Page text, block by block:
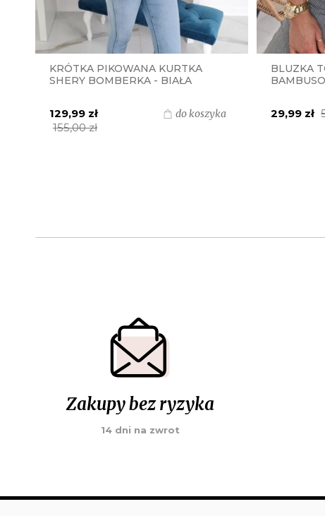
KRÓTKA PIKOWANA KURTKA
SHERY BOMBERKA - BIAŁA
129,99 zł
155,00 zł
do koszyka
BLUZKA
29,99 zł
Zakupy bez ryzyka
14 dni na zwrot